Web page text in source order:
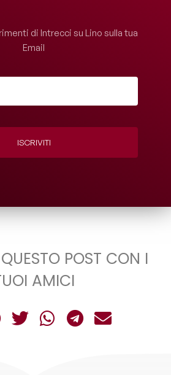
di Intrecci su Lino sulla tua
Email
ISCRIVITI
POST CON I
AMICI